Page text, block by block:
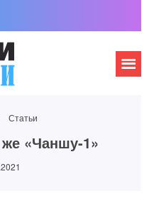
Статьи
«Чаншу-1»